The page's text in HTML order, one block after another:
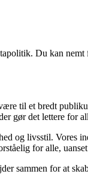
Du kan
til et bredt
gør det lettere for
og livsstil. Vores
for alle,
sammen for at